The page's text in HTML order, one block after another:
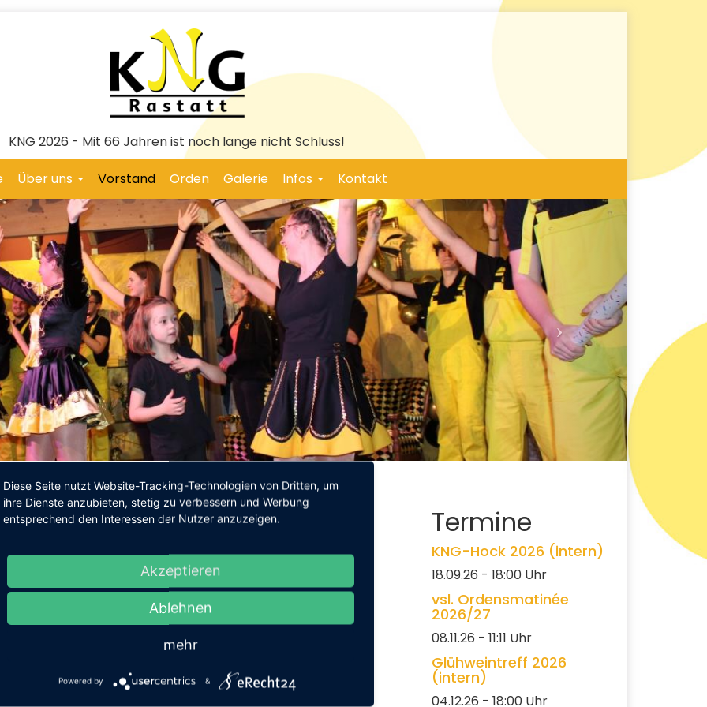
KNG 2026 - Mit 66 Jahren ist noch lange nicht Schluss!
Über uns Vorstand Orden Galerie Infos Kontakt
vor
(2. Vorstand), Monika Tascona (Schriftführerin) & Vanessa Dippong
Termine
KNG-Hock 2026 (intern)
18.09.26 - 18:00 Uhr
vsl. Ordensmatinée
2026/27
08.11.26 - 11:11 Uhr
Glühweintreff 2026
(intern)
04.12.26 - 18:00 Uhr
Diese Seite nutzt Website-Tracking-Technologien von Dritten, um
ihre Dienste anzubieten, stetig zu verbessern und Werbung
entsprechend den Interessen der Nutzer anzuzeigen.
Akzeptieren
Ablehnen
mehr
Powered by &